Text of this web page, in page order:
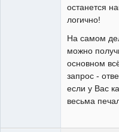
останется
логично!
На самом
можно
основном
запрос -
если у Вас
весьма